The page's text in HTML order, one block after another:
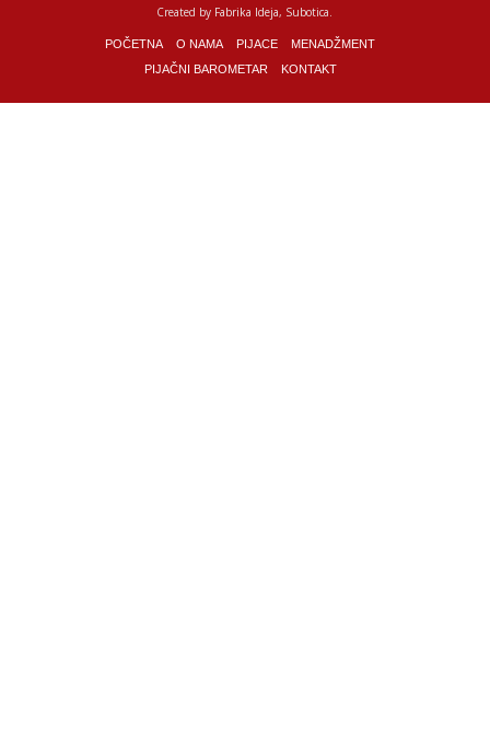
Created by Fabrika Ideja, Subotica.
POČETNA O NAMA PIJACE
MENADŽMENT
PIJAČNI BAROMETAR
KONTAKT